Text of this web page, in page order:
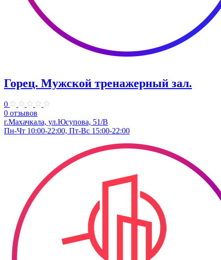
Горец. Мужской тренажерный зал.
0
0 отзывов
г.Махачкала, ул.​Юсупова, 51/В
Пн-Чт 10:00-22:00, Пт-Вс 15:00-22:00